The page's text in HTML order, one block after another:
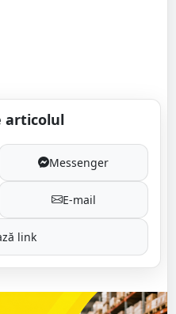
articolul
Messenger
E-mail
link